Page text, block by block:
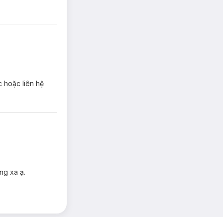
hoặc liên hệ
xa ạ.